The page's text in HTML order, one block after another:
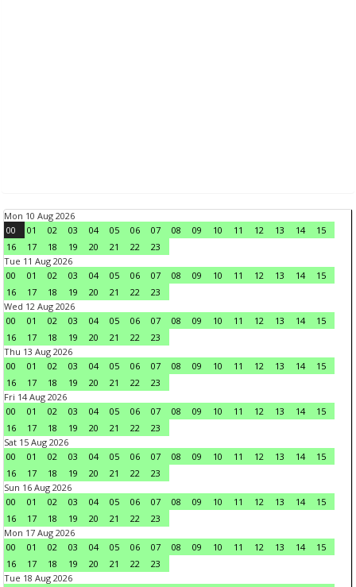
Mon 10 Aug 2026
00
01 02 03 04 05 06 07 08 09 10 11 12 13 14
15
16
17 18 19 20 21 22
23
Tue 11 Aug 2026
00
01 02 03 04 05 06 07 08 09 10 11 12 13 14
15
16
17 18 19 20 21 22
23
Wed 12 Aug 2026
00
01 02 03 04 05 06 07 08 09 10 11 12 13 14
15
16
17 18 19 20 21 22
23
Thu 13 Aug 2026
00
01 02 03 04 05 06 07 08 09 10 11 12 13 14
15
16
17 18 19 20 21 22
23
Fri 14 Aug 2026
00
01 02 03 04 05 06 07 08 09 10 11 12 13 14
15
16
17 18 19 20 21 22
23
Sat 15 Aug 2026
00
01 02 03 04 05 06 07 08 09 10 11 12 13 14
15
16
17 18 19 20 21 22
23
Sun 16 Aug 2026
00
01 02 03 04 05 06 07 08 09 10 11 12 13 14
15
16
17 18 19 20 21 22
23
Mon 17 Aug 2026
00
01 02 03 04 05 06 07 08 09 10 11 12 13 14
15
16
17 18 19 20 21 22
23
Tue 18 Aug 2026